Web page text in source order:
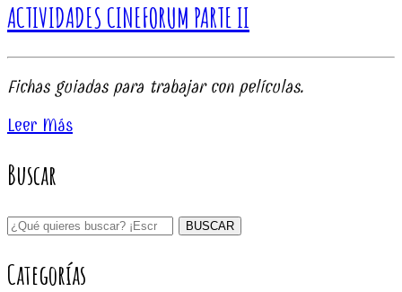
ACTIVIDADES CINEFORUM PARTE II
Fichas guiadas para trabajar con películas.
Leer Más
Buscar
BUSCAR
Categorías